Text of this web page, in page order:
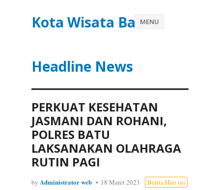
Kota Wisata Batu
Headline News
MENU
PERKUAT KESEHATAN
JASMANI DAN ROHANI,
POLRES BATU
LAKSANAKAN OLAHRAGA
RUTIN PAGI
by Administrator web 18 Maret 2023 Berita Hari ini